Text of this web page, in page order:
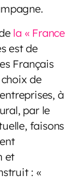
la « France
est de
Français
de
à
par le
faisons
et
: «